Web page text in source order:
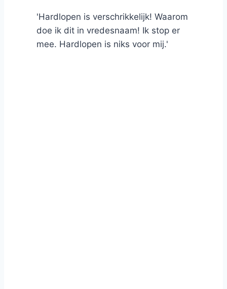
'Hardlopen is verschrikkelijk! Waarom
doe ik dit in vredesnaam! Ik stop er
mee. Hardlopen is niks voor mij.'